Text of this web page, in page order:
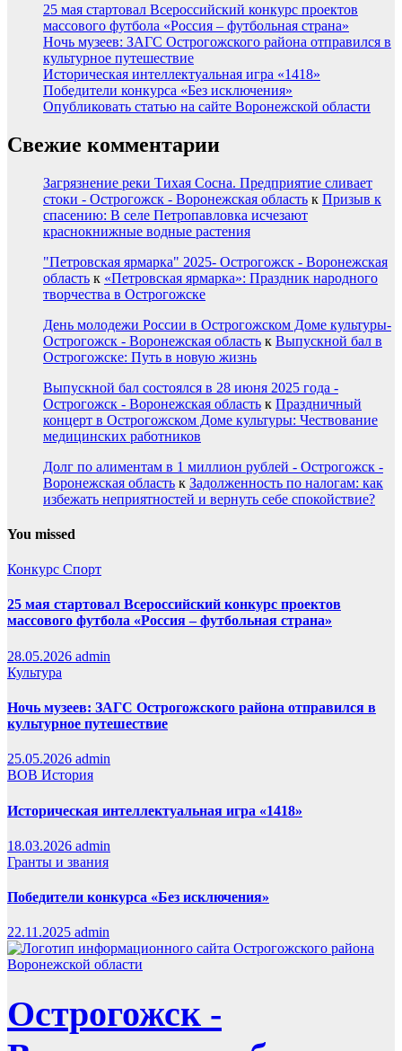
25 мая стартовал Всероссийский конкурс проектов
массового футбола «Россия – футбольная страна»
Ночь музеев: ЗАГС Острогожского района отправился в
культурное путешествие
Историческая интеллектуальная игра «1418»
Победители конкурса «Без исключения»
Опубликовать статью на сайте Воронежской области
Свежие комментарии
Загрязнение реки Тихая Сосна. Предприятие сливает
стоки - Острогожск - Воронежская область к Призыв к
спасению: В селе Петропавловка исчезают
краснокнижные водные растения
"Петровская ярмарка" 2025- Острогожск - Воронежская
область к «Петровская ярмарка»: Праздник народного
творчества в Острогожске
День молодежи России в Острогожском Доме культуры-
Острогожск - Воронежская область к Выпускной бал в
Острогожске: Путь в новую жизнь
Выпускной бал состоялся в 28 июня 2025 года -
Острогожск - Воронежская область к Праздничный
концерт в Острогожском Доме культуры: Чествование
медицинских работников
Долг по алиментам в 1 миллион рублей - Острогожск -
Воронежская область к Задолженность по налогам: как
избежать неприятностей и вернуть себе спокойствие?
You missed
Конкурс Спорт
25 мая стартовал Всероссийский конкурс проектов
массового футбола «Россия – футбольная страна»
28.05.2026 admin
Культура
Ночь музеев: ЗАГС Острогожского района отправился в
культурное путешествие
25.05.2026 admin
ВОВ История
Историческая интеллектуальная игра «1418»
18.03.2026 admin
Гранты и звания
Победители конкурса «Без исключения»
22.11.2025 admin
Острогожск -